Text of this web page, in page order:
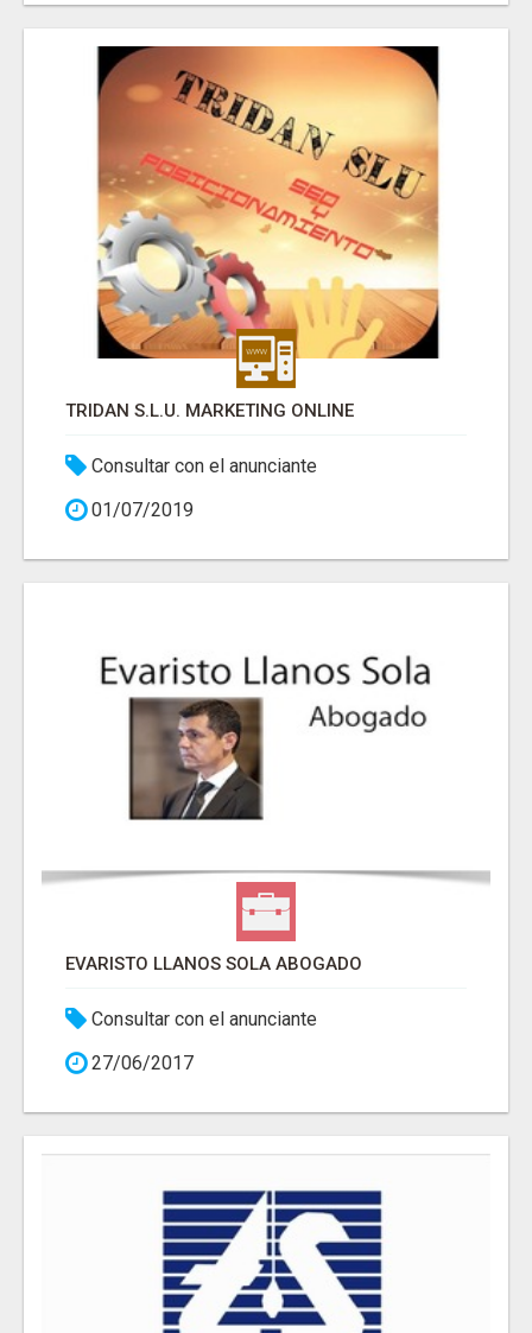
TRIDAN S.L.U. MARKETING ONLINE
Consultar con el anunciante
01/07/2019
EVARISTO LLANOS SOLA ABOGADO
Consultar con el anunciante
27/06/2017